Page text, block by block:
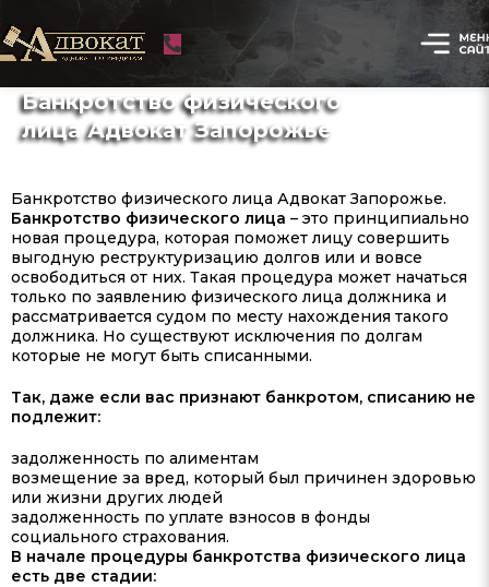
Банкротство физического
лица Адвокат Запорожье
Банкротство физического лица Адвокат Запорожье.
Банкротство физического лица – это принципиально
новая процедура, которая поможет лицу совершить
выгодную реструктуризацию долгов или и вовсе
освободиться от них. Такая процедура может начаться
только по заявлению физического лица должника и
рассматривается судом по месту нахождения такого
должника. Но существуют исключения по долгам
которые не могут быть списанными.
Так, даже если вас признают банкротом, списанию не
подлежит:
задолженность по алиментам
возмещение за вред, который был причинен здоровью
или жизни других людей
задолженность по уплате взносов в фонды
социального страхования.
В начале процедуры банкротства физического лица
есть две стадии: